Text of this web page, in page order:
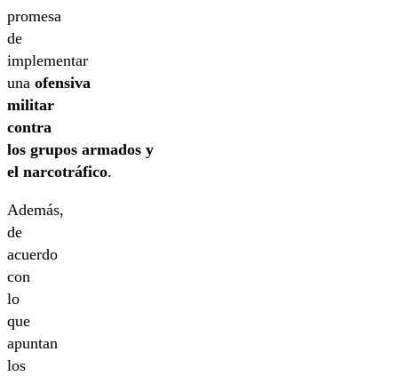
promesa
de
implementar
una ofensiva
militar
contra
los grupos armados y
el narcotráfico.
Además,
de
acuerdo
con
lo
que
apuntan
los